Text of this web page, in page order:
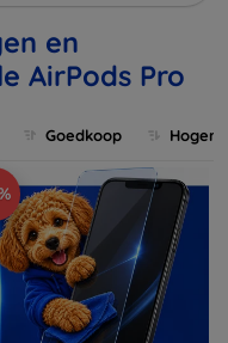
en
AirPods Pro
Goedkoop